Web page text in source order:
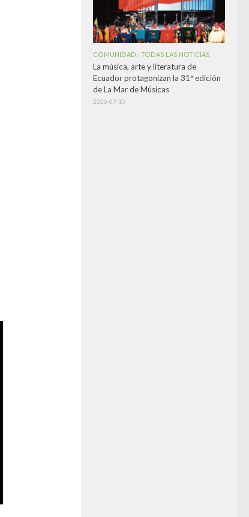
COMUNIDAD /TODAS LAS NOTICIAS
La música, arte y literatura de
Ecuador protagonizan la 31ª edición
de La Mar de Músicas
2026-07-15